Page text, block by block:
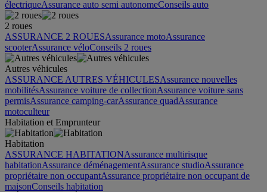
électriqueAssurance auto semi autonomeConseils auto
2 roues
ASSURANCE 2 ROUESAssurance motoAssurance
scooterAssurance véloConseils 2 roues
Autres véhicules
ASSURANCE AUTRES VÉHICULESAssurance nouvelles
mobilitésAssurance voiture de collectionAssurance voiture sans
permisAssurance camping-carAssurance quadAssurance
motoculteur
Habitation et Emprunteur
Habitation
ASSURANCE HABITATIONAssurance multirisque
habitationAssurance déménagementAssurance studioAssurance
propriétaire non occupantAssurance propriétaire non occupant de
maisonConseils habitation